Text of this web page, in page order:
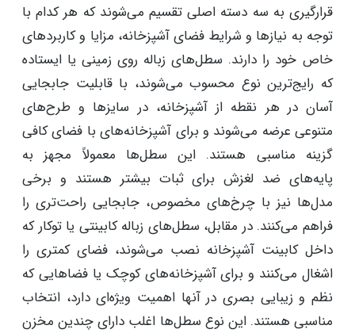
قرارگیری به سه دسته اصلی تقسیم می‌شوند که هر کدام با
توجه به نیازها و شرایط فضای آشپزخانه، مزایا و کاربردهای
خاص خود را دارند. سطل‌های زباله روی زمینی یا ایستاده
که رایج‌ترین نوع محسوب می‌شوند، با قابلیت جابجایی
آسان در هر نقطه از آشپزخانه، در سایزها و طرح‌های
متنوعی عرضه می‌شوند و برای آشپزخانه‌های با فضای کافی
گزینه مناسبی هستند. این سطل‌ها معمولاً مجهز به
پایه‌های ضد لغزش برای ثبات بیشتر هستند و برخی
مدل‌ها نیز با چرخ‌های مخصوص، جابجایی راحت‌تری را
فراهم می‌کنند. در مقابل، سطل‌های زباله کابینتی یا توکار که
داخل کابینت آشپزخانه نصب می‌شوند، فضای کمتری را
اشغال می‌کنند و برای آشپزخانه‌های کوچک یا فضاهایی که
نظم و زیبایی بصری در آنها اهمیت ویژه‌ای دارد، انتخاب
مناسبی هستند. این نوع سطل‌ها اغلب دارای چندین مخزن